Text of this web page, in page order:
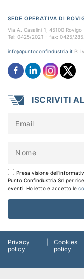
SEDE OPERATIVA DI
Via A. Casalini 1, 45100 Rovigo
Tel: 0425/2021 - fax: 0425/
info@puntoconfindustria.it P:
ISCRIVITI
Presa visione
Punto Confindustria Srl per
eventi. Ho letto e accetto le
Privacy
policy
Cookies
policy